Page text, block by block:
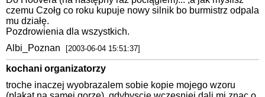
czemu Czołg co roku kupuje nowy silnik bo burmistrz odpala
mu działę.
Pozdrowienia dla wszystkich.
Albi_Poznan
[2003-06-04 15:51:37]
kochani organizatorzy
troche inaczej wyobrazalem sobie kopie mojego wzoru